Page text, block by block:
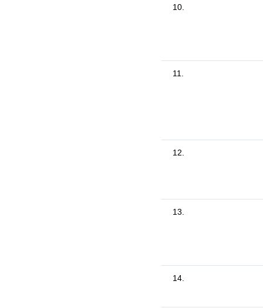
10.
11.
12.
13.
14.